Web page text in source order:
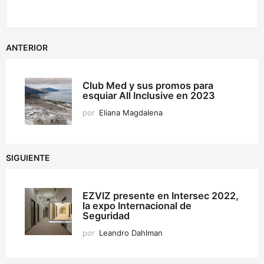
ANTERIOR
Club Med y sus promos para
esquiar All Inclusive en 2023
por Eliana Magdalena
SIGUIENTE
EZVIZ presente en Intersec 2022,
la expo Internacional de
Seguridad
por Leandro Dahlman